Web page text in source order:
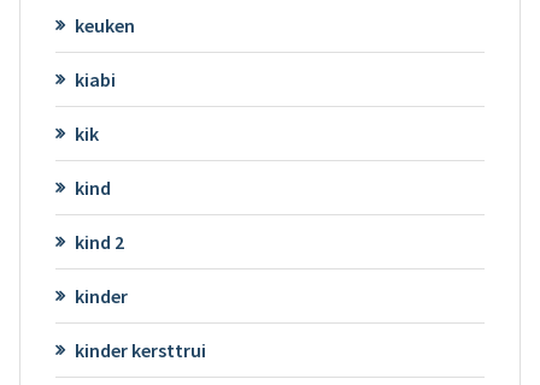
keuken
kiabi
kik
kind
kind 2
kinder
kinder kersttrui